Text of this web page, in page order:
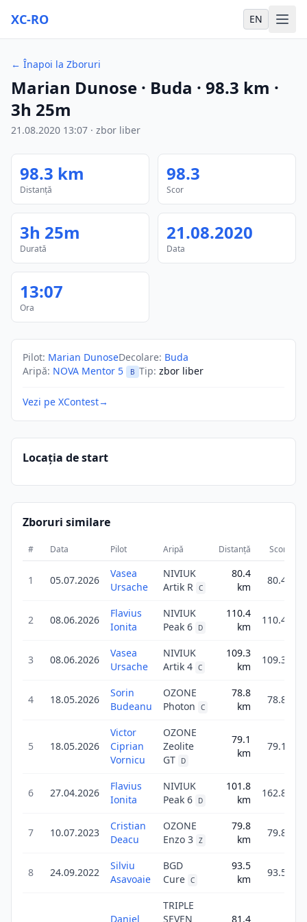
XC-RO EN
← Înapoi la Zboruri
Marian Dunose · Buda · 98.3 km ·
3h 25m
21.08.2020 13:07 · zbor liber
98.3 km
Distanță
98.3
Scor
3h 25m
Durată
21.08.2020
Data
13:07
Ora
Pilot: Marian DunoseDecolare: Buda
Aripă: NOVA Mentor 5 B Tip: zbor liber
Vezi pe XContest→
Locația de start
Zboruri similare
# Data Pilot Aripă Distanță Scor
1 05.07.2026
Vasea
Ursache
NIVIUK
Artik R C
80.4
km
80.4
2 08.06.2026
Flavius
Ionita
NIVIUK
Peak 6
D
110.4
km
110.4
3 08.06.2026
Vasea
Ursache
NIVIUK
Artik 4 C
109.3
km
109.3
4 18.05.2026
Sorin
Budeanu
OZONE
Photon
C
78.8
km
78.8
5 18.05.2026
Victor
Ciprian
Vornicu
OZONE
Zeolite
GT
D
79.1
km
79.1
6 27.04.2026
Flavius
Ionita
NIVIUK
Peak 6
D
101.8
km
162.8
7 10.07.2023
Cristian
Deacu
OZONE
Enzo 3 Z
79.8
km
79.8
8 24.09.2022
Silviu
Asavoaie
BGD
Cure C
93.5
km
93.5
Daniel
TRIPLE
SEVEN
81.4